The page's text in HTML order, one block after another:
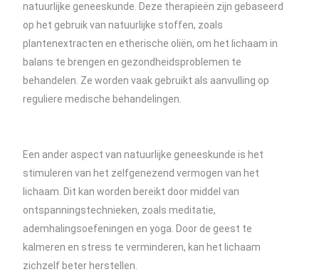
natuurlijke geneeskunde. Deze therapieën zijn gebaseerd
op het gebruik van natuurlijke stoffen, zoals
plantenextracten en etherische oliën, om het lichaam in
balans te brengen en gezondheidsproblemen te
behandelen. Ze worden vaak gebruikt als aanvulling op
reguliere medische behandelingen.
Een ander aspect van natuurlijke geneeskunde is het
stimuleren van het zelfgenezend vermogen van het
lichaam. Dit kan worden bereikt door middel van
ontspanningstechnieken, zoals meditatie,
ademhalingsoefeningen en yoga. Door de geest te
kalmeren en stress te verminderen, kan het lichaam
zichzelf beter herstellen.